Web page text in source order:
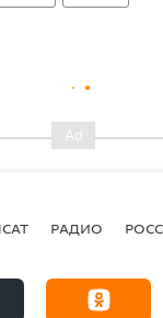
РАДИО